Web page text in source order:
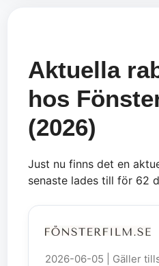
Aktuella
hos
(2026)
Just nu finns det en
senaste lades till för 62
2026-06-05 | Gäller